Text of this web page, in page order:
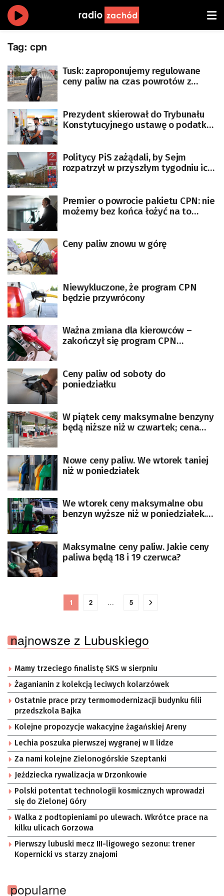
Tag: cpn
Tusk: zaproponujemy regulowane
ceny paliw na czas powrotów z
Prezydent skierował do Trybunału
Konstytucyjnego ustawę o podatku
Politycy PiS zażądali, by Sejm
rozpatrzył w przyszłym tygodniu ich
Premier o powrocie pakietu CPN: nie
możemy bez końca łożyć na to
Ceny paliw znowu w górę
Niewykluczone, że program CPN
będzie przywrócony
Ważna zmiana dla kierowców –
zakończył się program CPN
Ceny paliw od soboty do
poniedziałku
W piątek ceny maksymalne benzyny
będą niższe niż w czwartek; cena
Nowe ceny paliw. We wtorek taniej
niż w poniedziałek
We wtorek ceny maksymalne obu
benzyn wyższe niż w poniedziałek.
Maksymalne ceny paliw. Jakie ceny
paliwa będą 18 i 19 czerwca?
1 2 … 5
najnowsze z Lubuskiego
Mamy trzeciego finalistę SKS w sierpniu
Żaganianin z kolekcją leciwych kolarzówek
Ostatnie prace przy termomodernizacji budynku filii
przedszkola Bajka
Kolejne propozycje wakacyjne żagańskiej Areny
Lechia poszuka pierwszej wygranej w II lidze
Za nami kolejne Zielonogórskie Szeptanki
Jeździecka rywalizacja w Drzonkowie
Polski potentat technologii kosmicznych wprowadzi
się do Zielonej Góry
Walka z podtopieniami po ulewach. Wkrótce prace na
kilku ulicach Gorzowa
Pierwszy lubuski mecz III-ligowego sezonu: trener
Kopernicki vs starzy znajomi
popularne